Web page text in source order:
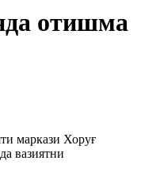
отишма
маркази Хоруғ
вазиятни